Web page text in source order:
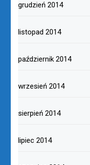
grudzień 2014
listopad 2014
październik 2014
wrzesień 2014
sierpień 2014
lipiec 2014